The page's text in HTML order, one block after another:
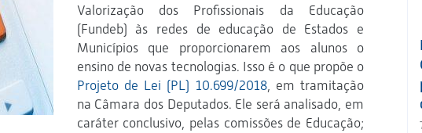
Valorização dos Profissionais da Educação
(Fundeb) às redes de educação de Estados e
Municípios que proporcionarem aos alunos o
ensino de novas tecnologias. Isso é o que propõe o
Projeto de Lei (PL) 10.699/2018, em tramitação
na Câmara dos Deputados. Ele será analisado, em
caráter conclusivo, pelas comissões de Educação;